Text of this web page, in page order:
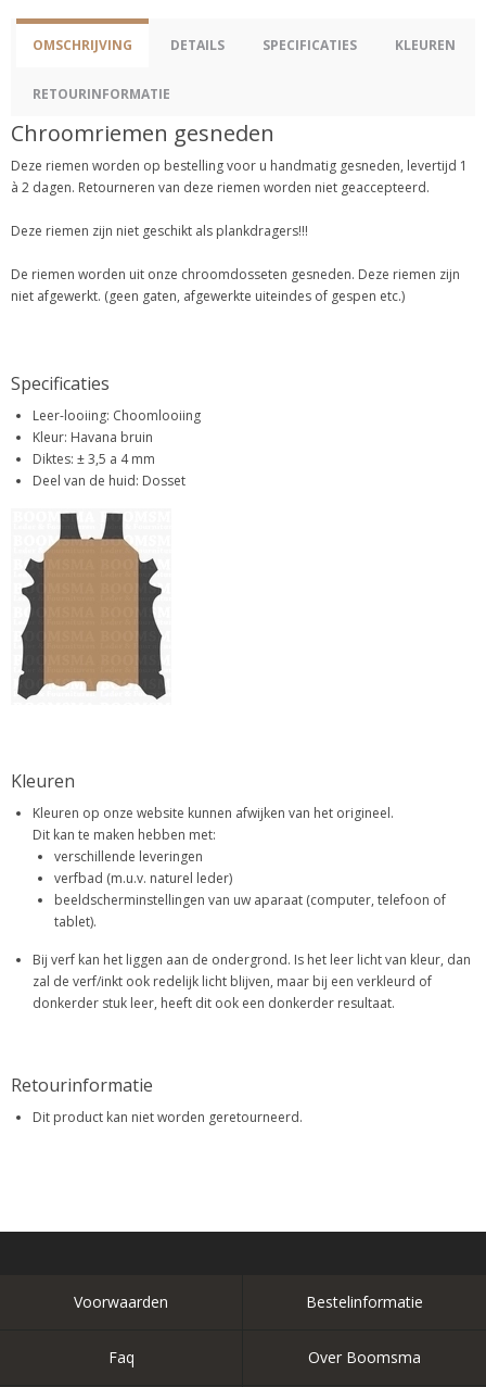
OMSCHRIJVING DETAILS SPECIFICATIES KLEUREN
RETOURINFORMATIE
Chroomriemen gesneden
Deze riemen worden op bestelling voor u handmatig gesneden, levertijd 1
à 2 dagen. Retourneren van deze riemen worden niet geaccepteerd.
Deze riemen zijn niet geschikt als plankdragers!!!
De riemen worden uit onze chroomdosseten gesneden. Deze riemen zijn
niet afgewerkt. (geen gaten, afgewerkte uiteindes of gespen etc.)
Specificaties
Leer-looiing: Choomlooiing
Kleur: Havana bruin
Diktes: ± 3,5 a 4 mm
Deel van de huid: Dosset
Kleuren
Kleuren op onze website kunnen afwijken van het origineel.
Dit kan te maken hebben met:
verschillende leveringen
verfbad (m.u.v. naturel leder)
beeldscherminstellingen van uw aparaat (computer, telefoon of
tablet).
Bij verf kan het liggen aan de ondergrond. Is het leer licht van kleur, dan
zal de verf/inkt ook redelijk licht blijven, maar bij een verkleurd of
donkerder stuk leer, heeft dit ook een donkerder resultaat.
Retourinformatie
Dit product kan niet worden geretourneerd.
Voorwaarden Bestelinformatie
Faq Over Boomsma